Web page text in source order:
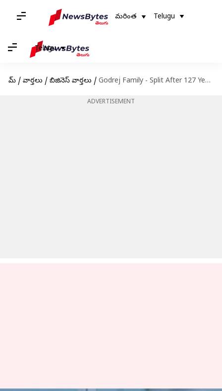
మరింత Telugu
Telugu
హోమ్ / వార్తలు / బిజినెస్ వార్తలు / Godrej Family - Split After 127 Years:127 ఏళ్ల తర్వాత విడిపోతున్నగోద్రెజ్ కుటుంబం..ఎవరెవరికి ఏమేమిటి?
ADVERTISEMENT